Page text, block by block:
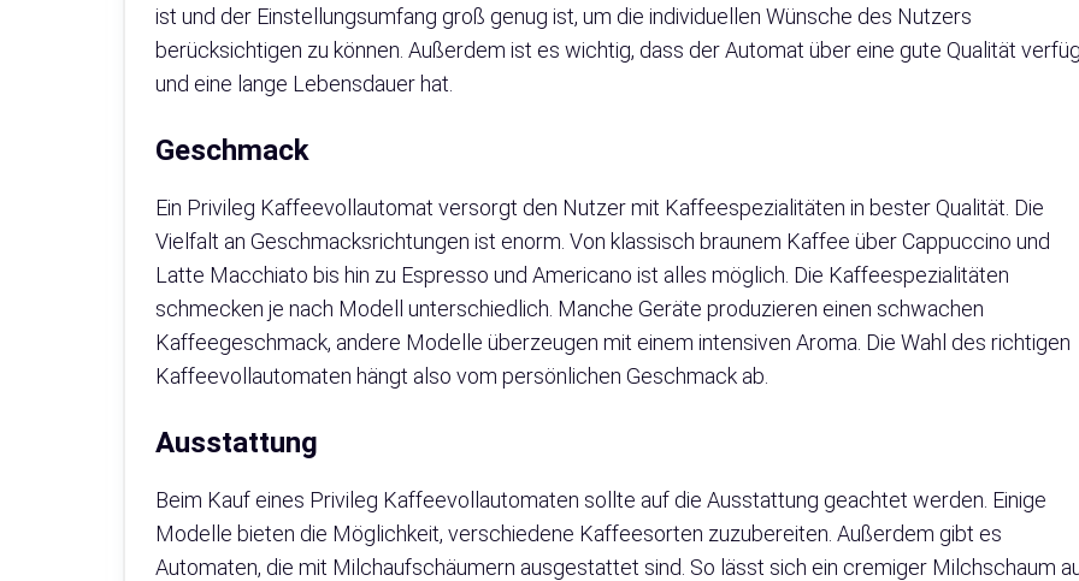
ist und der Einstellungsumfang groß genug ist, um die individuellen Wünsche des Nutzers
berücksichtigen zu können. Außerdem ist es wichtig, dass der Automat über eine gute Qualität
und eine lange Lebensdauer hat.
Geschmack
Ein Privileg Kaffeevollautomat versorgt den Nutzer mit Kaffeespezialitäten in bester Qualität. Die
Vielfalt an Geschmacksrichtungen ist enorm. Von klassisch braunem Kaffee über Cappuccino und
Latte Macchiato bis hin zu Espresso und Americano ist alles möglich. Die Kaffeespezialitäten
schmecken je nach Modell unterschiedlich. Manche Geräte produzieren einen schwachen
Kaffeegeschmack, andere Modelle überzeugen mit einem intensiven Aroma. Die Wahl des richtigen
Kaffeevollautomaten hängt also vom persönlichen Geschmack ab.
Ausstattung
Beim Kauf eines Privileg Kaffeevollautomaten sollte auf die Ausstattung geachtet werden. Einige
Modelle bieten die Möglichkeit, verschiedene Kaffeesorten zuzubereiten. Außerdem gibt es
Automaten, die mit Milchaufschäumern ausgestattet sind. So lässt sich ein cremiger Milchschaum